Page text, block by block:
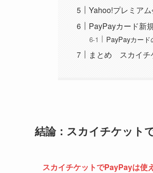
Yahoo!プレミア
PayPayカード新
PayPayカード
まとめ スカイチ
結論：スカイチケット
スカイチケットでPayPayは使